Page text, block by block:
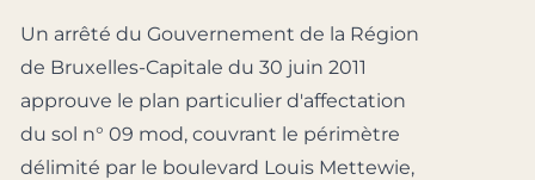
Un arrêté du Gouvernement de la Région
de Bruxelles-Capitale du 30 juin 2011
approuve le plan particulier d'affectation
du sol n° 09 mod, couvrant le périmètre
délimité par le boulevard Louis Mettewie,